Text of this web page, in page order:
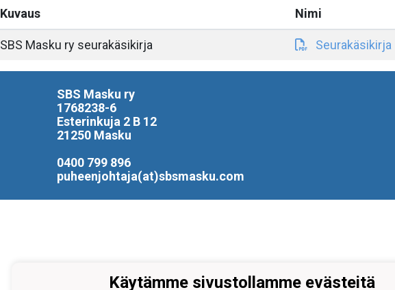
Kuvaus Nimi
SBS Masku ry seurakäsikirja
SBS Masku ry
1768238-6
Esterinkuja 2 B 12
21250 Masku
0400 799 896
puheenjohtaja(at)sbsmasku.com
Käytämme sivustollamme evästeitä